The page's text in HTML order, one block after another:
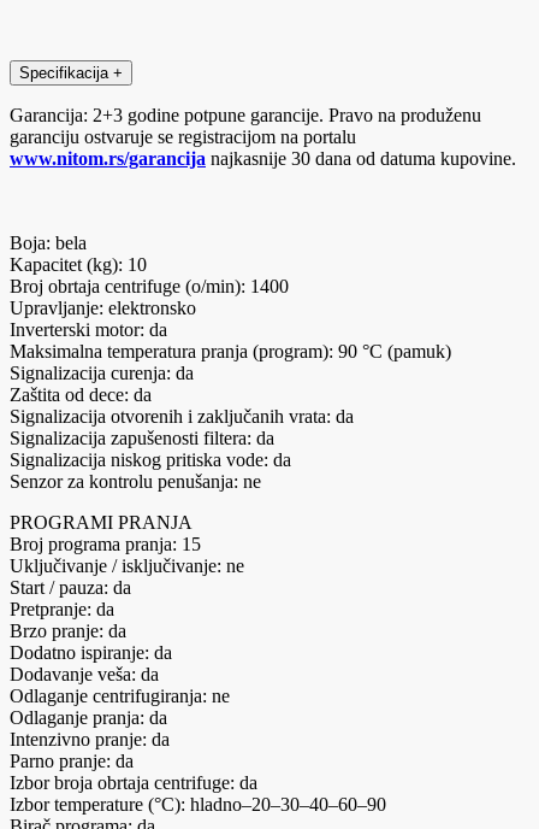
Specifikacija +
Garancija: 2+3 godine potpune garancije. Pravo na produženu
garanciju ostvaruje se registracijom na portalu
www.nitom.rs/garancija najkasnije 30 dana od datuma kupovine.
Boja: bela
Kapacitet (kg): 10
Broj obrtaja centrifuge (o/min): 1400
Upravljanje: elektronsko
Inverterski motor: da
Maksimalna temperatura pranja (program): 90 °C (pamuk)
Signalizacija curenja: da
Zaštita od dece: da
Signalizacija otvorenih i zaključanih vrata: da
Signalizacija zapušenosti filtera: da
Signalizacija niskog pritiska vode: da
Senzor za kontrolu penušanja: ne
PROGRAMI PRANJA
Broj programa pranja: 15
Uključivanje / isključivanje: ne
Start / pauza: da
Pretpranje: da
Brzo pranje: da
Dodatno ispiranje: da
Dodavanje veša: da
Odlaganje centrifugiranja: ne
Odlaganje pranja: da
Intenzivno pranje: da
Parno pranje: da
Izbor broja obrtaja centrifuge: da
Izbor temperature (°C): hladno–20–30–40–60–90